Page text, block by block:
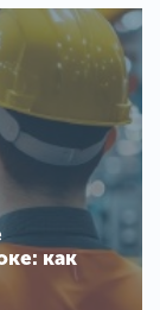
как